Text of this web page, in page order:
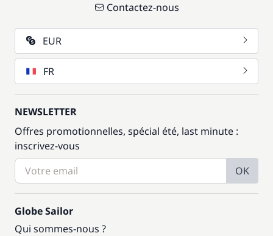
Contactez-nous
EUR
FR
NEWSLETTER
Offres promotionnelles, spécial été, last minute :
inscrivez-vous
OK
Globe Sailor
Qui sommes-nous ?